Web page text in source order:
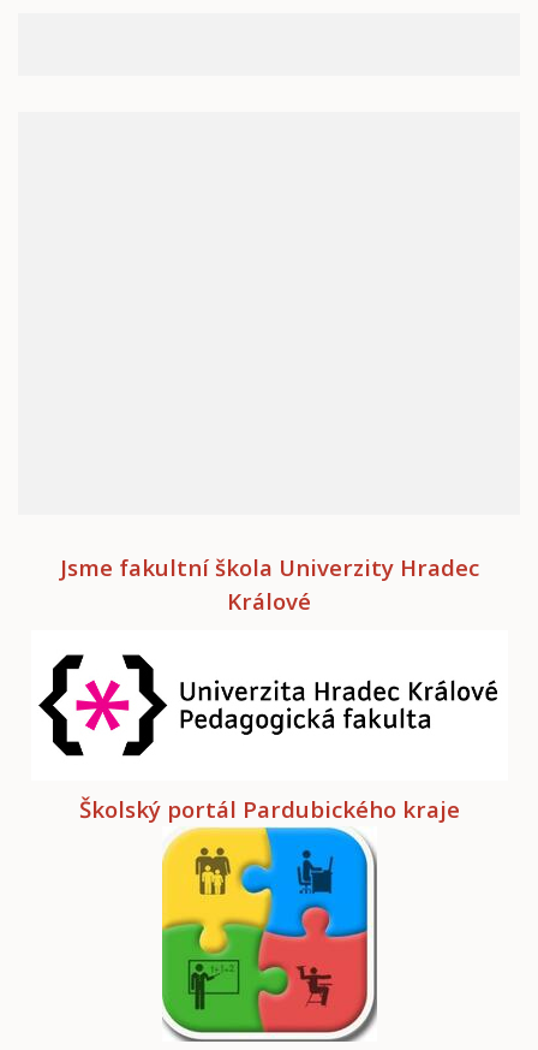
Jsme fakultní škola Univerzity Hradec
Králové
Školský portál Pardubického kraje